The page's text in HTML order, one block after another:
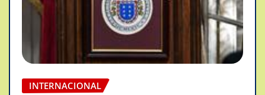
INTERNACIONAL